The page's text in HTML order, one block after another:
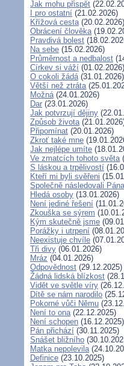
Jak mohu přispět
I pro ostatní (21.02.2026)
Křížová cesta(20.02.2026)
Obrácení člověka
Pravdivá bolest
Na sebe (15.02.2026)
Průměrnost a nedbalost
Církev si váží (01.02.2026)
O cokoli žádá(31.01.2026)
Větší než ztráta
Možná(24.01.2026)
Dar (23.01.2026)
Jak potvrzují dějiny
Způsob života
Připomínat (20.01.2026)
Zkroť také mne
Jak nejlépe umíte
Ve zmatcích tohoto světa
S láskou a trpělivostí
Kteří mi byli svěřeni
Společně následovali Pána
Hledá osoby (13.01.2026)
Není jediné řešení
Zkouška se sýrem
Kým skutečně jsme
Porážky i utrpení
Neexistuje chvíle
Tři divy (06.01.2026)
Mráz (04.01.2026)
Odpovědnost (29.12.2025)
Žádná lidská blízkost
Vidět ve světle víry
Dítě se nám narodilo
Pokorné vůči Němu
Není to ona(22.12.2025)
Není schopen (16.12.2025)
Pán přichází (30.11.2025)
Snášet bližního
Matka nepolevila
Definice (23.10.2025)